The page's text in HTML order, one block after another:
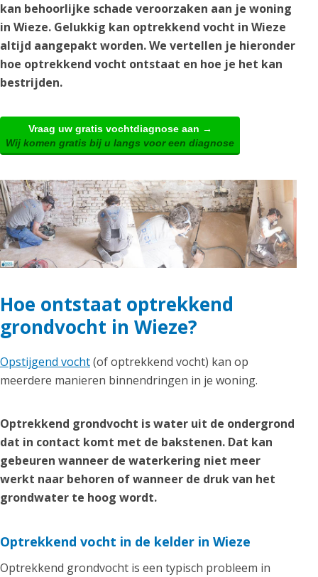
kan behoorlijke schade veroorzaken aan je woning
in Wieze. Gelukkig kan optrekkend vocht in Wieze
altijd aangepakt worden. We vertellen je hieronder
hoe optrekkend vocht ontstaat en hoe je het kan
bestrijden.
Vraag uw gratis vochtdiagnose aan →
Wij komen gratis bij u langs voor een diagnose
Hoe ontstaat optrekkend
grondvocht in Wieze?
Opstijgend vocht(of optrekkend vocht) kan op
meerdere manieren binnendringen in je woning.
Optrekkend grondvocht is water uit de ondergrond
dat in contact komt met de bakstenen. Dat kan
gebeuren wanneer de waterkering niet meer
werkt naar behoren of wanneer de druk van het
grondwater te hoog wordt.
Optrekkend vocht in de kelder in Wieze
Optrekkend grondvocht is een typisch probleem in